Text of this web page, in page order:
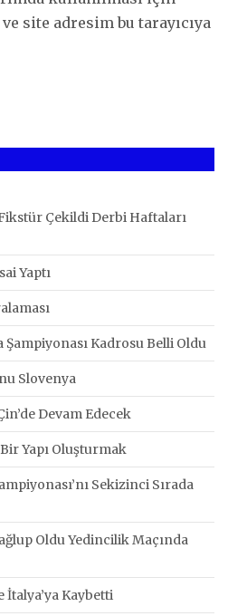
site adresim bu tarayıcıya
Çekildi Derbi Haftaları
Yaptı
Şampiyonası Kadrosu Belli Oldu
Slovenya
Devam Edecek
Bir Yapı Oluşturmak
Sekizinci Sırada
Oldu Yedincilik Maçında
Kaybetti